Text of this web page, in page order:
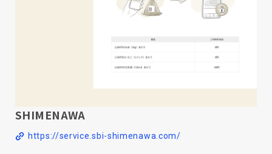
SHIMENAWA
https://service.sbi-shimenawa.com/